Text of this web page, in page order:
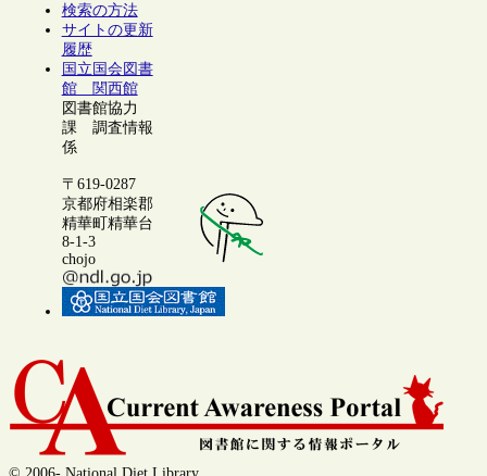
検索の方法
サイトの更新
履歴
国立国会図書
館 関西館
図書館協力
課 調査情報
係
〒619-0287
京都府相楽郡
精華町精華台
8-1-3
chojo